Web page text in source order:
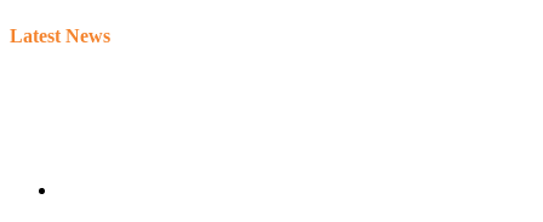
Latest News